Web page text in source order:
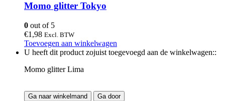
Momo glitter Tokyo
0 out of 5
€1,98 Excl. BTW
Toevoegen aan winkelwagen
U heeft dit product zojuist toegevoegd aan de winkelwagen::
Momo glitter Lima
Ga naar winkelmand Ga door